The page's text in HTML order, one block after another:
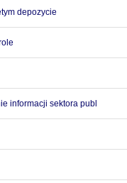
depozycie
informacji sektora publ